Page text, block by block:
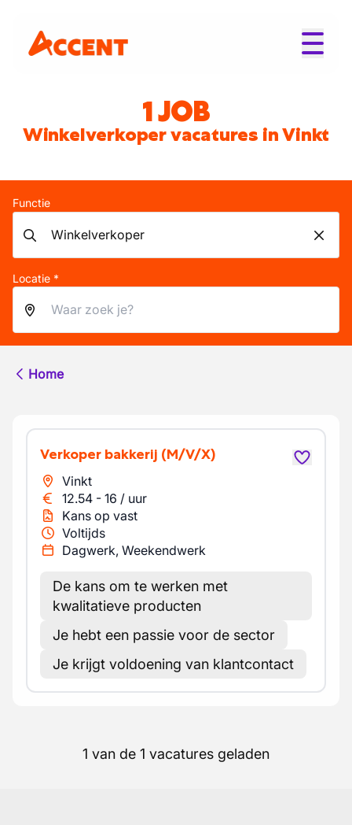
1 JOB
Winkelverkoper vacatures in Vinkt
Functie
Locatie *
Home
Verkoper bakkerij (M/V/X)
Vinkt
12.54 - 16 / uur
Kans op vast
Voltijds
Dagwerk, Weekendwerk
De kans om te werken met
kwalitatieve producten
Je hebt een passie voor de sector
Je krijgt voldoening van klantcontact
1 van de 1 vacatures geladen